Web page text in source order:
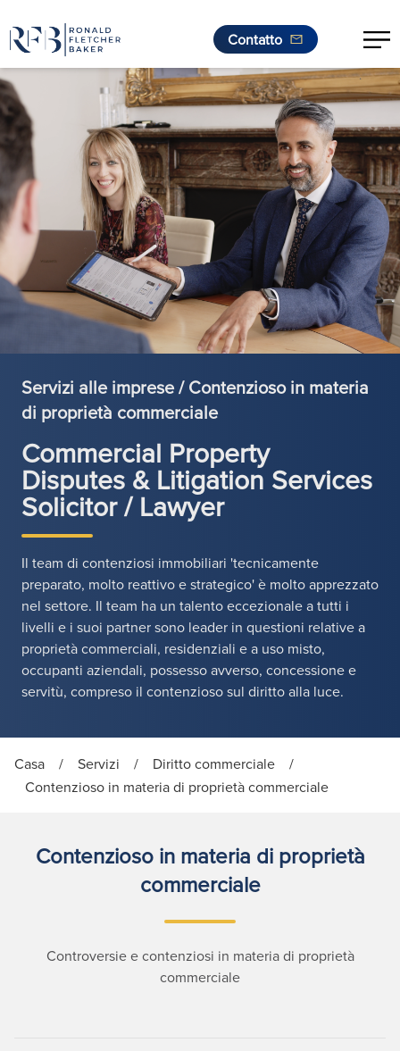
Vai al contenuto
Contatto
.
Servizi alle imprese / Contenzioso in materia
di proprietà commerciale
Commercial Property
Disputes & Litigation Services
Solicitor / Lawyer
Il team di contenziosi immobiliari 'tecnicamente
preparato, molto reattivo e strategico' è molto apprezzato
nel settore. Il team ha un talento eccezionale a tutti i
livelli e i suoi partner sono leader in questioni relative a
proprietà commerciali, residenziali e a uso misto,
occupanti aziendali, possesso avverso, concessione e
servitù, compreso il contenzioso sul diritto alla luce.
Casa / Servizi / Diritto commerciale
/
Contenzioso in materia di proprietà commerciale
Contenzioso in materia di proprietà
commerciale
Controversie e contenziosi in materia di proprietà
commerciale